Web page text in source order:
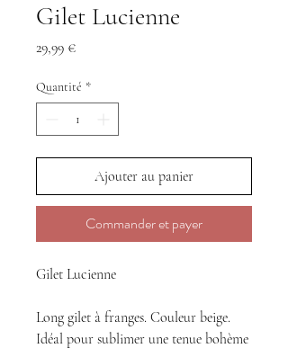
Gilet Lucienne
29,99 €Prix
Quantité *
Ajouter au panier
Commander et payer
Gilet Lucienne
Long gilet à franges. Couleur beige.
Idéal pour sublimer une tenue bohème